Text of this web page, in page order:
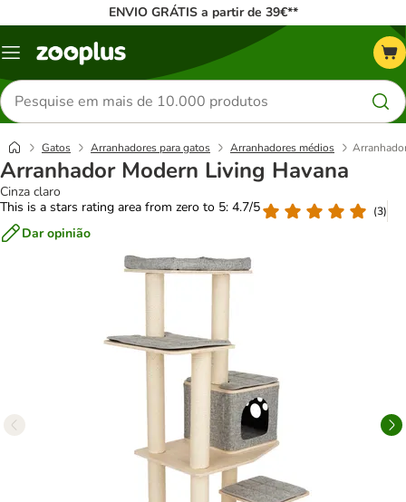
ENVIO GRÁTIS a partir de 39€**
Menu
Pesquisar
produtos
Gatos Arranhadores para gatos Arranhadores médios
Arranhador Modern Living Havana
Cinza claro
This is a stars rating area from zero to 5: 4.7/5
(3)
Dar opinião